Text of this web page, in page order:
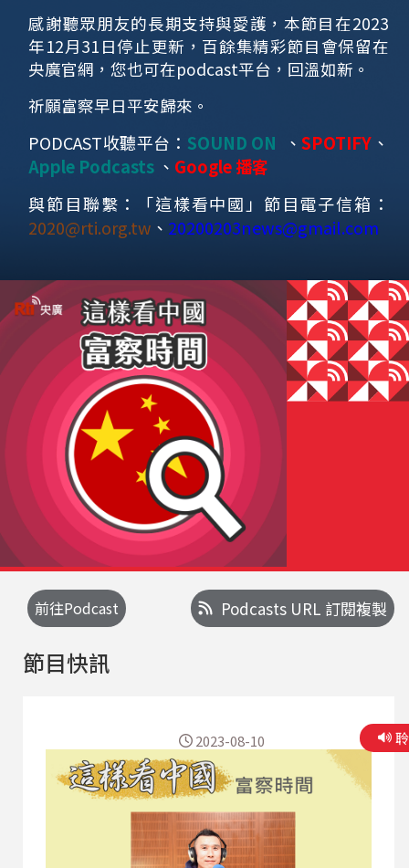
感謝聽眾朋友的長期支持與愛護，本節目在2023
年12月31日停止更新，百餘集精彩節目會保留在
央廣官網，您也可在podcast平台，回溫如新。
祈願富察早日平安歸來。
PODCAST收聽平台： SOUND ON 、SPOTIFY 、
Apple Podcasts 、 Google 播客
與節目聯繫：「這樣看中國」節目電子信箱：
2020@rti.org.tw 、 20200203news@gmail.com
前往Podcast Podcasts URL 訂閱複製
節目快訊
2023-08-10